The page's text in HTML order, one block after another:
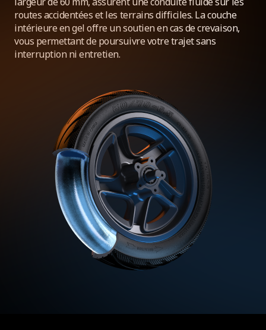
routes accidentées et les terrains difficiles. La couche
intérieure en gel offre un soutien en cas de crevaison,
vous permettant de poursuivre votre trajet sans
interruption ni entretien.